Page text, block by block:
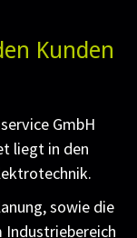
Kunden
GmbH
liegt in den
sowie die
Industriebereich